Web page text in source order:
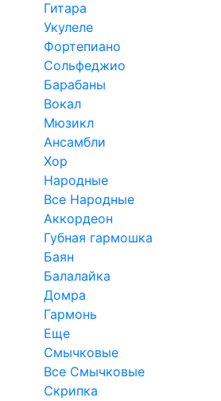
Гитара
Укулеле
Фортепиано
Сольфеджио
Барабаны
Вокал
Мюзикл
Ансамбли
Хор
Народные
Все Народные
Аккордеон
Губная гармошка
Баян
Балалайка
Домра
Гармонь
Еще
Смычковые
Все Смычковые
Скрипка